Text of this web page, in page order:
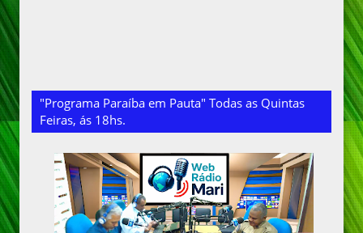
"Programa Paraíba em Pauta" Todas as Quintas
Feiras, ás 18hs.